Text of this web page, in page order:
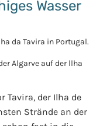
Wasser
Tavira, der Ilha de
Strände an der